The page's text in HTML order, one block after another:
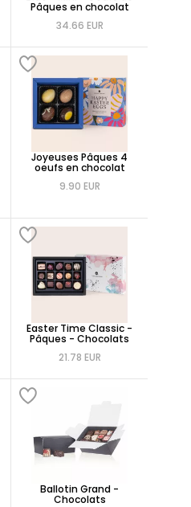
Pâques en chocolat
34.66 EUR
Joyeuses Pâques 4
oeufs en chocolat
9.90 EUR
Easter Time Classic -
Pâques - Chocolats
21.78 EUR
Ballotin Grand -
Chocolats